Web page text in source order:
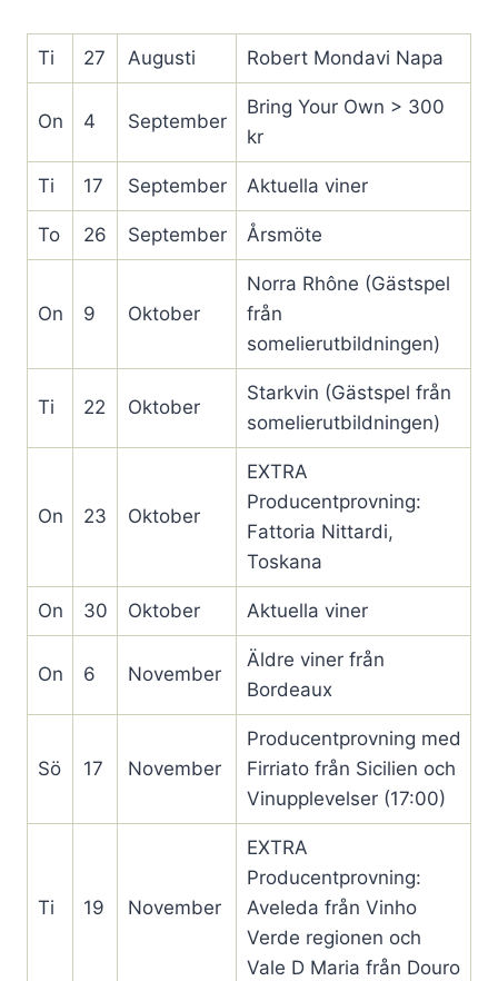
Ti 27 Augusti Robert Mondavi Napa
On 4 September
Bring Your Own > 300
kr
Ti 17 September Aktuella viner
To 26 September Årsmöte
On 9 Oktober
Norra Rhône (Gästspel
från
somelierutbildningen)
Ti 22 Oktober
Starkvin (Gästspel från
somelierutbildningen)
On 23 Oktober
EXTRA
Producentprovning:
Fattoria Nittardi,
Toskana
On 30 Oktober Aktuella viner
On 6 November
Äldre viner från
Bordeaux
Sö 17 November
Producentprovning med
Firriato från Sicilien och
Vinupplevelser (17:00)
Ti 19 November
EXTRA
Producentprovning:
Aveleda från Vinho
Verde regionen och
Vale D Maria från Douro